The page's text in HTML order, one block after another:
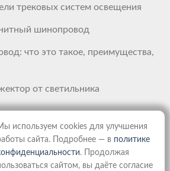
трековых систем освещения
шинопровод
что это такое, преимущества,
от светильника
используем cookies для улучшения
сайта. Подробнее — в политике
. Продолжая
сайтом, вы даёте согласие